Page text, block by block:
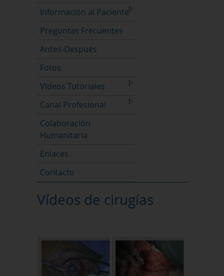
Información al Paciente
Preguntas Frecuentes
Antes-Después
Fotos
Vídeos Tutoriales
Canal Profesional
Colaboración
Humanitaria
Enlaces
Contacto
Vídeos de cirugías